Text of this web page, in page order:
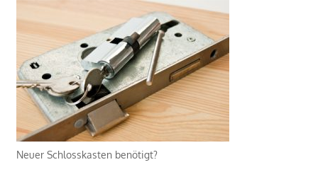
Neuer Schlosskasten benötigt?